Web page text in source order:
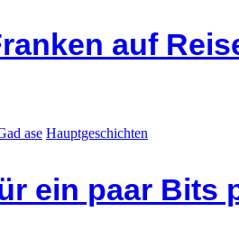
auf
ase Hauptgeschichten
ein paar Bits